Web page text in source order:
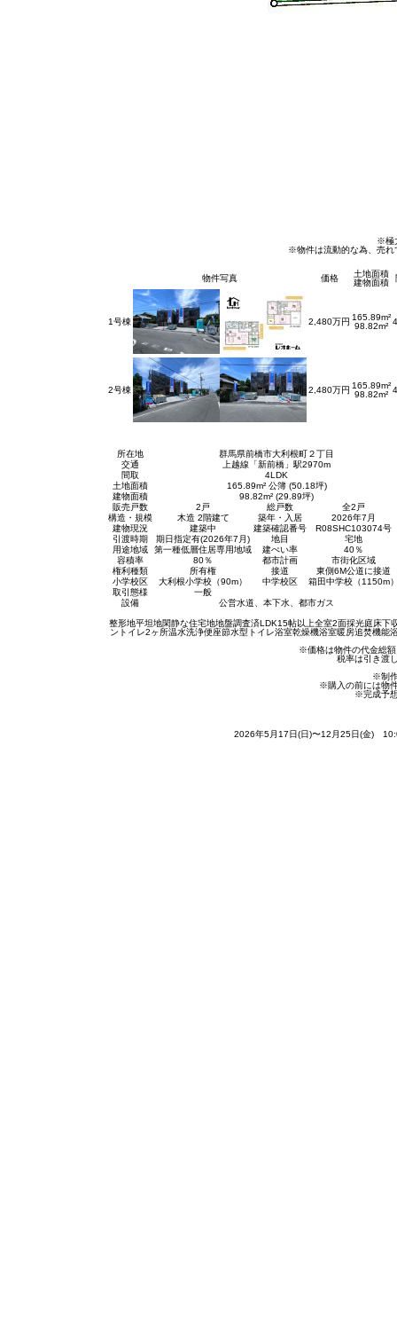
※極
※物件は流動的な為、売れ
物件写真 価格
土地面積
建物面積
1号棟 2,480万円 165.89m²
98.82m²
2号棟 2,480万円 165.89m²
98.82m²
所在地
群馬県前橋市大利根町２丁目
交通
上越線「新前橋」駅2970m
間取
4LDK
土地面積
165.89m² 公簿 (50.18坪)
建物面積
98.82m² (29.89坪)
販売戸数
2戸 総戸数
全2戸
構造・規模
木造 2階建て 築年・入居
2026年7月
建物現況
建築中 建築確認番号
R08SHC103074号
引渡時期
期日指定有(2026年7月) 地目
宅地
用途地域
第一種低層住居専用地域 建ぺい率
40％
容積率
80％ 都市計画
市街化区域
権利種類
所有権 接道
東側6M公道に接道
小学校区
大利根小学校（90m） 中学校区
箱田中学校（1150m
取引態様
一般
設備
公営水道、本下水、都市ガス
整形地平坦地閑静な住宅地地盤調査済LDK15帖以上全室2面採光庭床下
ン トイレ2ヶ所温水洗浄便座節水型トイレ浴室乾燥機浴室暖房追焚機能
※価格は物件の代金総
税率は引き渡
※制
※購入の前には物
※完成予
2026年5月17日(日)〜12月25日(金)